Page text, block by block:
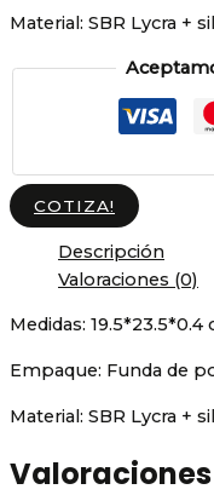
Material: SBR Lycra +
COTIZA!
Descripción
Valoraciones (0)
Medidas:
Empaque: Funda de
Material: SBR Lycra +
Valoraciones